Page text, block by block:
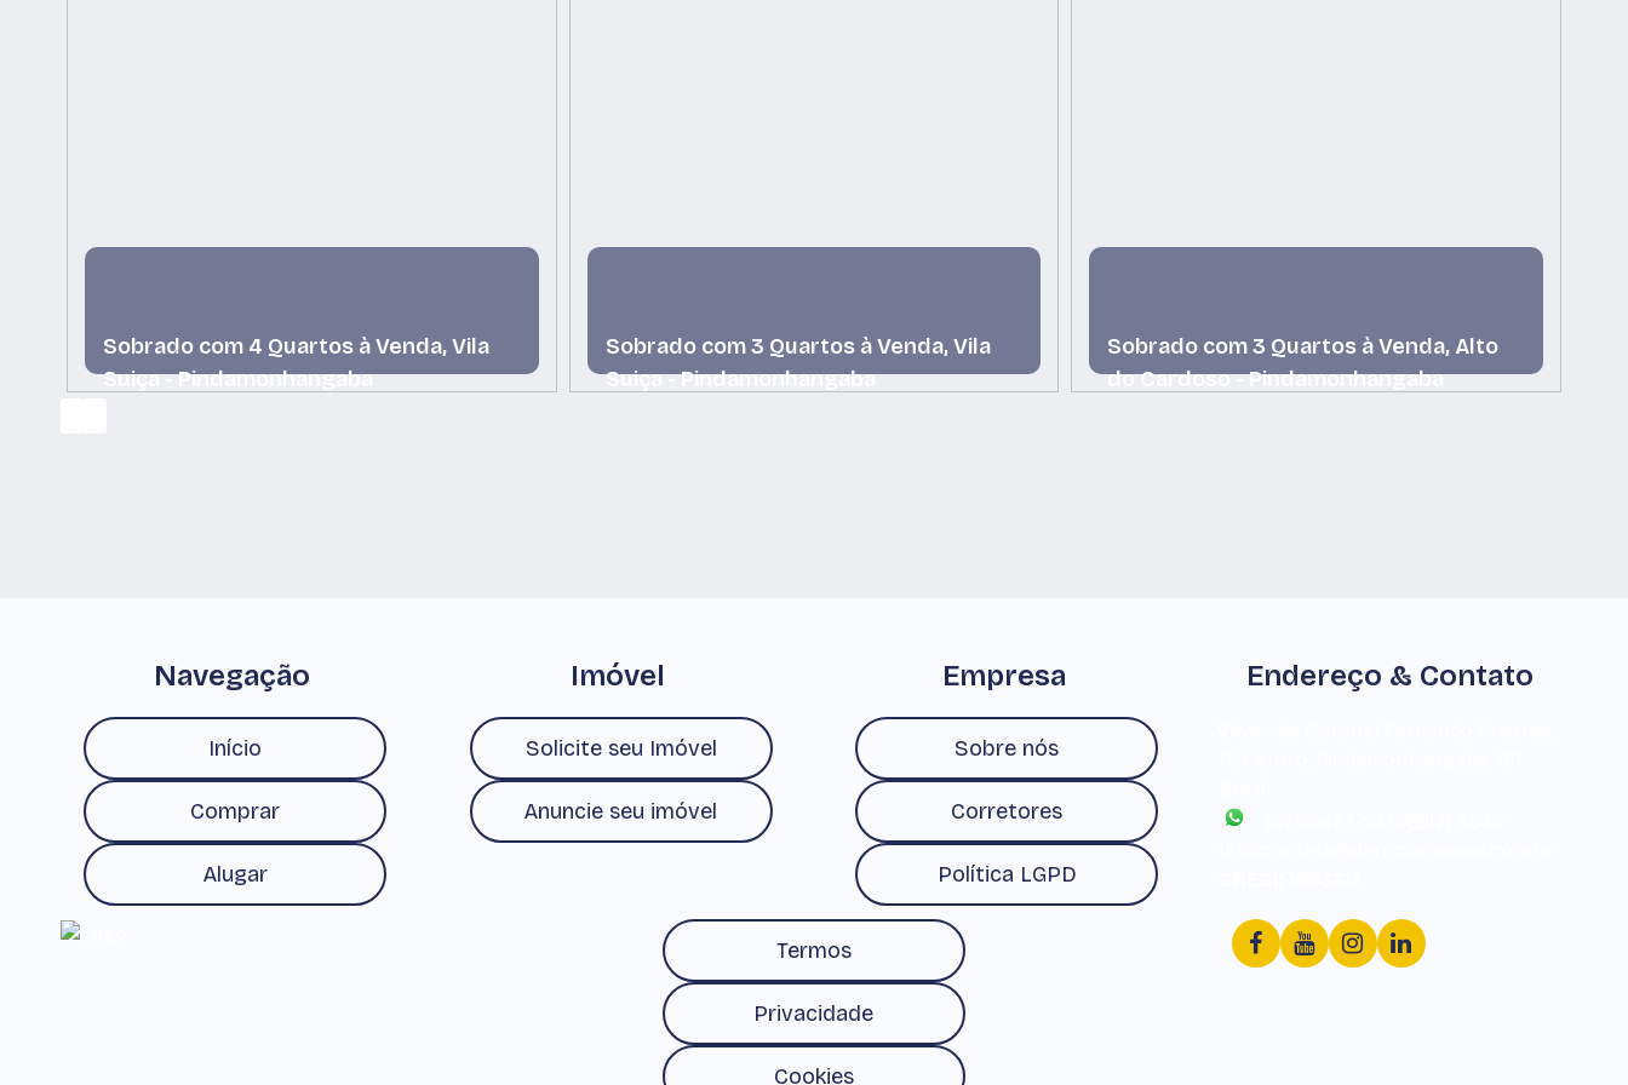
Sobrado com 4 Quartos à Venda, Vila
Suiça - Pindamonhangaba
Sobrado com 3 Quartos à Venda, Vila
Suiça - Pindamonhangaba
Sobrado com 3 Quartos à Venda, Alto
do Cardoso - Pindamonhangaba
Navegação
Início
Comprar
Alugar
Imóvel
Solicite seu Imóvel
Anuncie seu imóvel
Empresa
Sobre nós
Corretores
Política LGPD
Endereço & Contato
Termos
Privacidade
Cookies